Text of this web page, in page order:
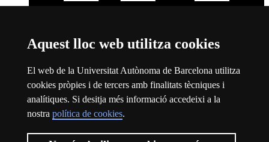
Aquest lloc web utilitza cookies
El web de la Universitat Autònoma de Barcelona utilitza
cookies pròpies i de tercers amb finalitats tècniques i
analítiques. Si desitja més informació accedeixi a la
nostra política de cookies.
LinkedInAquest enllaç s'obre en una finestra nova
Sobre el web
Universitat Autònoma de Barcelona
Avís legalAquest enllaç s'obre en una finestra nova
Protecció de dadesAquest enllaç s'obre en una finestra nova
Sobre el webAquest enllaç s'obre en una finestra nova